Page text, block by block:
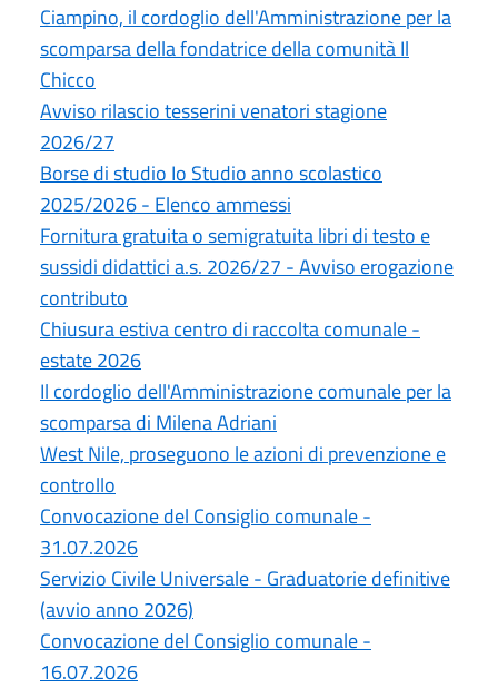
Ciampino, il cordoglio dell'Amministrazione per la
scomparsa della fondatrice della comunità Il
Chicco
Avviso rilascio tesserini venatori stagione
2026/27
Borse di studio Io Studio anno scolastico
2025/2026 - Elenco ammessi
Fornitura gratuita o semigratuita libri di testo e
sussidi didattici a.s. 2026/27 - Avviso erogazione
contributo
Chiusura estiva centro di raccolta comunale -
estate 2026
Il cordoglio dell'Amministrazione comunale per la
scomparsa di Milena Adriani
West Nile, proseguono le azioni di prevenzione e
controllo
Convocazione del Consiglio comunale -
31.07.2026
Servizio Civile Universale - Graduatorie definitive
(avvio anno 2026)
Convocazione del Consiglio comunale -
16.07.2026